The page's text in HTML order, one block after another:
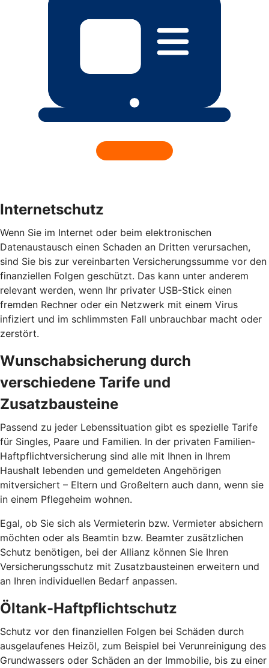
Internetschutz
Wenn Sie im Internet oder beim elektronischen
Datenaustausch einen Schaden an Dritten verursachen,
sind Sie bis zur vereinbarten Versicherungssumme vor den
finanziellen Folgen geschützt. Das kann unter anderem
relevant werden, wenn Ihr privater USB-Stick einen
fremden Rechner oder ein Netzwerk mit einem Virus
infiziert und im schlimmsten Fall unbrauchbar macht oder
zerstört.
Wunschabsicherung durch
verschiedene Tarife und
Zusatzbausteine
Passend zu jeder Lebenssituation gibt es spezielle Tarife
für Singles, Paare und Familien. In der privaten Familien-
Haftpflichtversicherung sind alle mit Ihnen in Ihrem
Haushalt lebenden und gemeldeten Angehörigen
mitversichert – Eltern und Großeltern auch dann, wenn sie
in einem Pflegeheim wohnen.
Egal, ob Sie sich als Vermieterin bzw. Vermieter absichern
möchten oder als Beamtin bzw. Beamter zusätzlichen
Schutz benötigen, bei der Allianz können Sie Ihren
Versicherungsschutz mit Zusatzbausteinen erweitern und
an Ihren individuellen Bedarf anpassen.
Öltank-Haftpflichtschutz
Schutz vor den finanziellen Folgen bei Schäden durch
ausgelaufenes Heizöl, zum Beispiel bei Verunreinigung des
Grundwassers oder Schäden an der Immobilie, bis zu einer